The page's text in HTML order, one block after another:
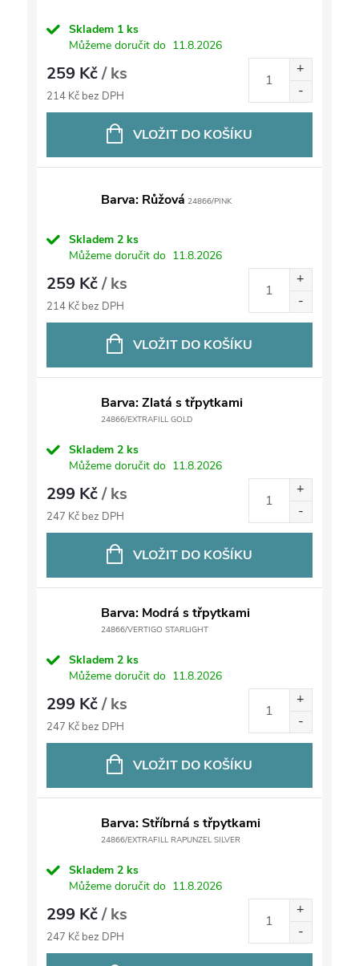
Skladem 1 ks
Můžeme doručit do 11.8.2026
259 Kč/ ks
214 Kč bez DPH
VLOŽIT DO KOŠÍKU
Barva: Růžová 24866/PINK
Skladem 2 ks
Můžeme doručit do 11.8.2026
259 Kč/ ks
214 Kč bez DPH
VLOŽIT DO KOŠÍKU
Barva: Zlatá s třpytkami
24866/EXTRAFILL GOLD
Skladem 2 ks
Můžeme doručit do 11.8.2026
299 Kč/ ks
247 Kč bez DPH
VLOŽIT DO KOŠÍKU
Barva: Modrá s třpytkami
24866/VERTIGO STARLIGHT
Skladem 2 ks
Můžeme doručit do 11.8.2026
299 Kč/ ks
247 Kč bez DPH
VLOŽIT DO KOŠÍKU
Barva: Stříbrná s třpytkami
24866/EXTRAFILL RAPUNZEL SILVER
Skladem 2 ks
Můžeme doručit do 11.8.2026
299 Kč/ ks
247 Kč bez DPH